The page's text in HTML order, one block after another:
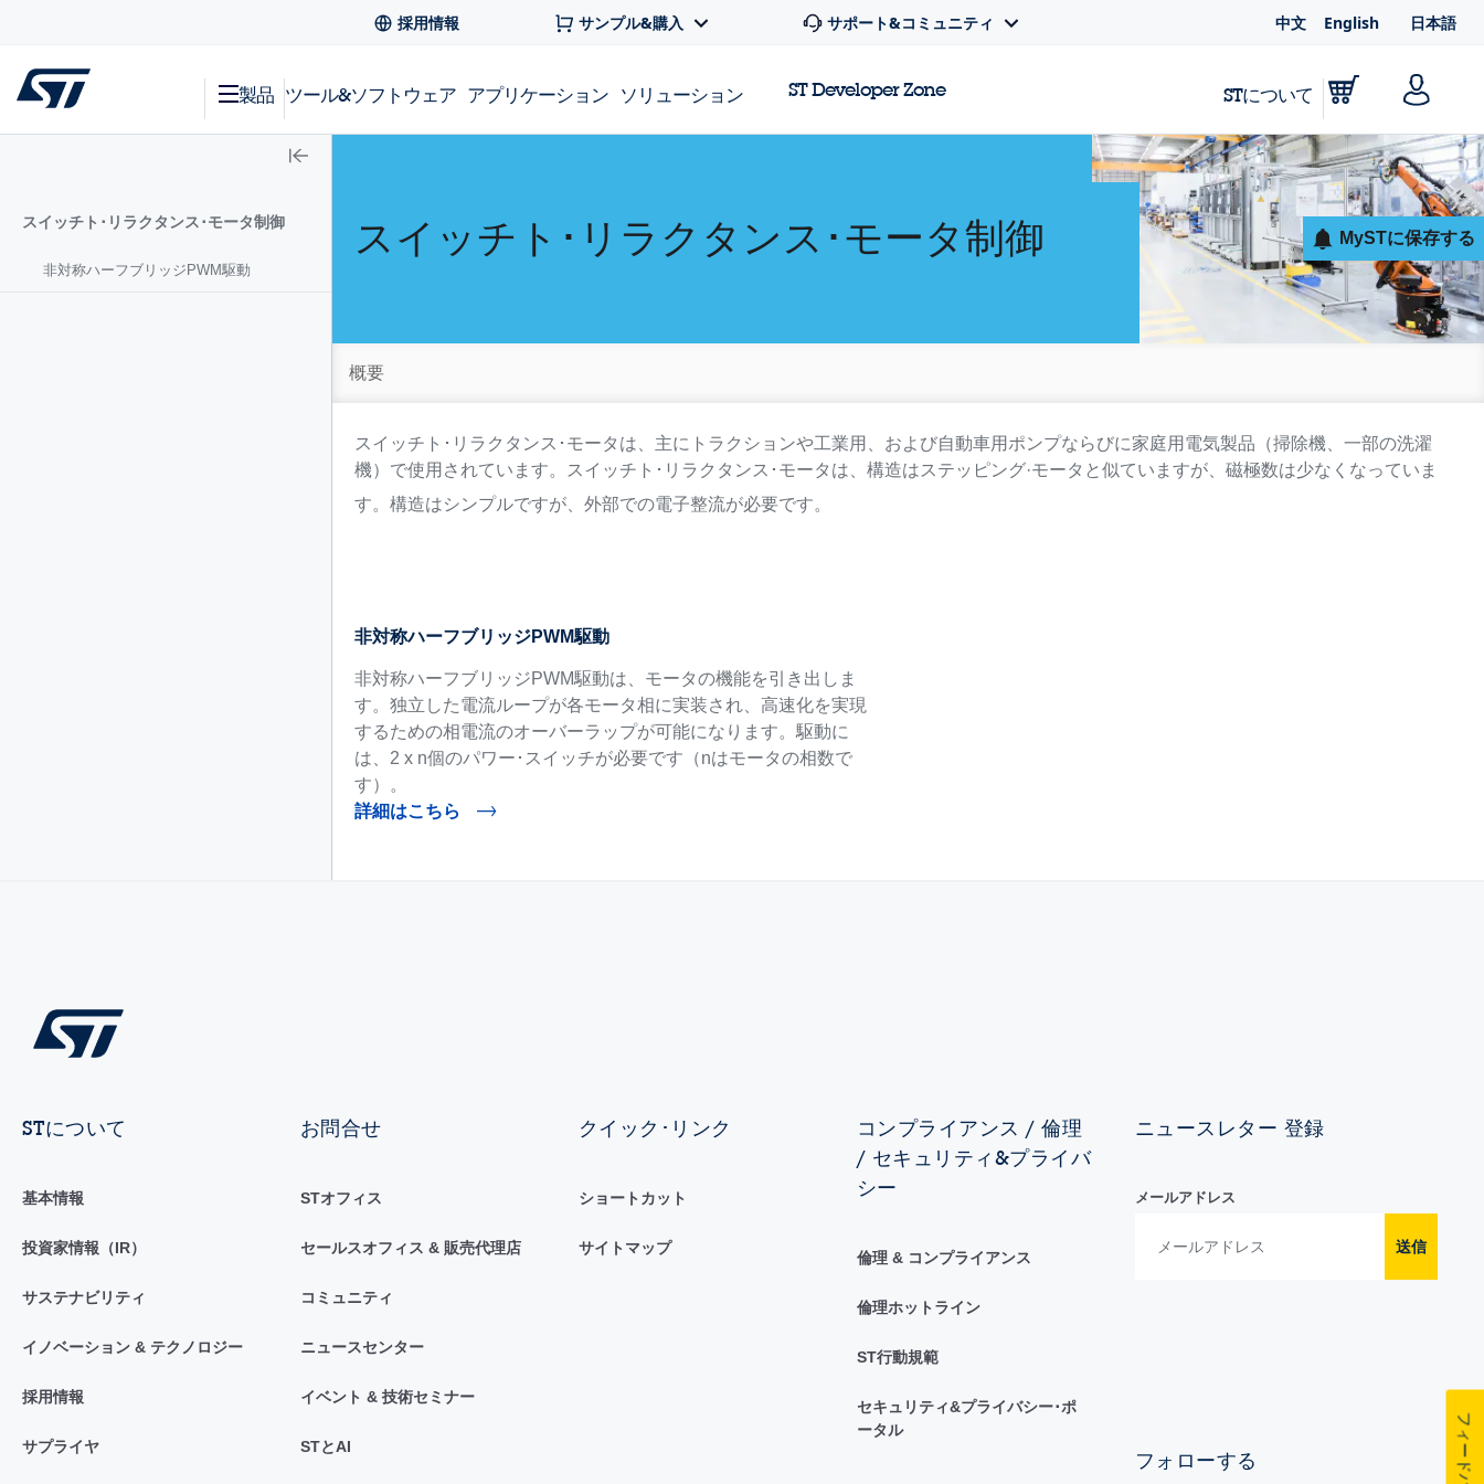
採用情報 サンプル&購入 サポート&コミュニティ 中文 English 日本語
製品 ツール&ソフトウェア アプリケーション ソリューション ST Developer Zone STについて
スイッチト･リラクタンス･モータ制御
非対称ハーフブリッジPWM駆動
MySTに保存する
スイッチト･リラクタンス･モータ制御
概要
スイッチト･リラクタンス･モータは、主にトラクションや工業用、および自動車用ポンプならびに家庭用電気製品（掃除機、一部の洗濯
機）で使用されています。スイッチト･リラクタンス･モータは、構造はステッピング·モータと似ていますが、磁極数は少なくなっていま
す。構造はシンプルですが、外部での電子整流が必要です。
非対称ハーフブリッジPWM駆動
非対称ハーフブリッジPWM駆動は、モータの機能を引き出しま
す。独立した電流ループが各モータ相に実装され、高速化を実現
するための相電流のオーバーラップが可能になります。駆動に
は、2 x n個のパワー･スイッチが必要です（nはモータの相数で
す）。
詳細はこちら
STについて
基本情報
投資家情報（IR）
サステナビリティ
イノベーション & テクノロジー
採用情報
サプライヤ
お問合せ
STオフィス
セールスオフィス & 販売代理店
コミュニティ
ニュースセンター
イベント & 技術セミナー
STとAI
クイック･リンク
ショートカット
サイトマップ
コンプライアンス / 倫理
/ セキュリティ&プライバ
シー
倫理 & コンプライアンス
倫理ホットライン
ST行動規範
セキュリティ&プライバシー･ポ
ータル
ニュースレター 登録
メールアドレス
送信
フォローする